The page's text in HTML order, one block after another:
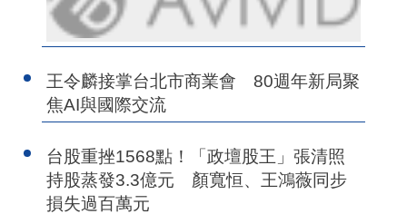
王令麟接掌台北市商業會 80週年新局聚
焦AI與國際交流
台股重挫1568點！「政壇股王」張清照
持股蒸發3.3億元 顏寬恒、王鴻薇同步
損失過百萬元